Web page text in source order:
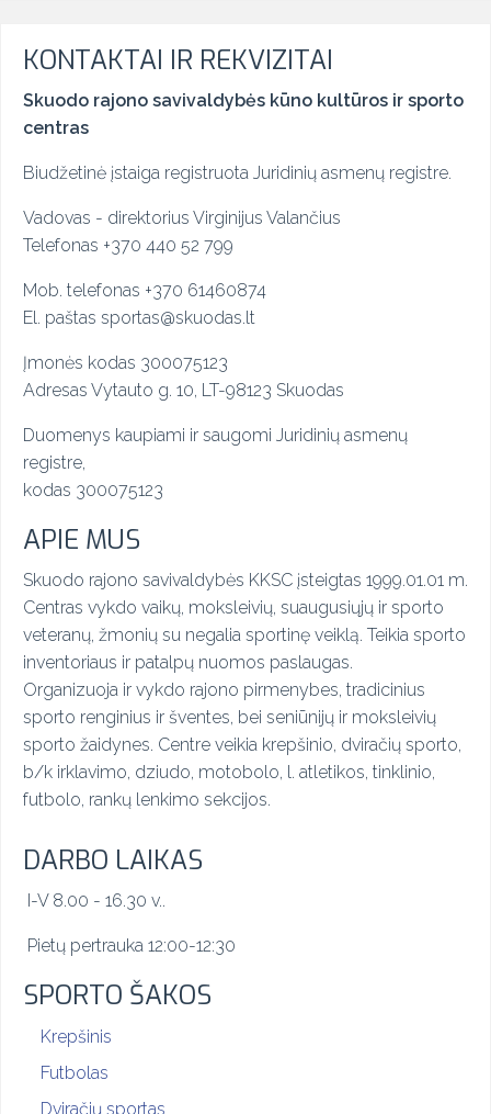
KONTAKTAI IR REKVIZITAI
Skuodo rajono savivaldybės kūno kultūros ir sporto
centras
Biudžetinė įstaiga registruota Juridinių asmenų registre.
Vadovas - direktorius Virginijus Valančius
Telefonas +370 440 52 799
Mob. telefonas +370 61460874
El. paštas sportas@skuodas.lt
Įmonės kodas 300075123
Adresas Vytauto g. 10, LT-98123 Skuodas
Duomenys kaupiami ir saugomi Juridinių asmenų
registre,
kodas 300075123
APIE MUS
Skuodo rajono savivaldybės KKSC įsteigtas 1999.01.01 m.
Centras vykdo vaikų, moksleivių, suaugusiųjų ir sporto
veteranų, žmonių su negalia sportinę veiklą. Teikia sporto
inventoriaus ir patalpų nuomos paslaugas.
Organizuoja ir vykdo rajono pirmenybes, tradicinius
sporto renginius ir šventes, bei seniūnijų ir moksleivių
sporto žaidynes. Centre veikia krepšinio, dviračių sporto,
b/k irklavimo, dziudo, motobolo, l. atletikos, tinklinio,
futbolo, rankų lenkimo sekcijos.
DARBO LAIKAS
I-V 8.00 - 16.30 v..
Pietų pertrauka 12:00-12:30
SPORTO ŠAKOS
Krepšinis
Futbolas
Dviračių sportas